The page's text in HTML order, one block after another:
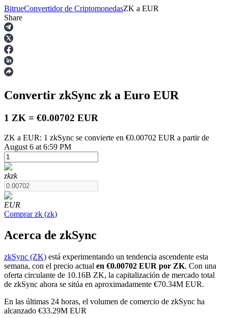
Futuros
Futuros del USDT
Futuros COIN-M
BitrueConvertidor de CriptomonedasZK a EUR
Share
Convertir zkSync zk a Euro EUR
1 ZK = €0.00702 EUR
ZK a EUR: 1 zkSync se convierte en €0.00702 EUR a partir de
August 6 at 6:59 PM
zkzk
EUR
Comprar zk (zk)
Acerca de zkSync
zkSync (ZK) está experimentando un tendencia ascendente esta
semana, con el precio actual en €0.00702 EUR por ZK. Con una
oferta circulante de 10.16B ZK, la capitalización de mercado total
de zkSync ahora se sitúa en aproximadamente €70.34M EUR.
En las últimas 24 horas, el volumen de comercio de zkSync ha
alcanzado €33.29M EUR